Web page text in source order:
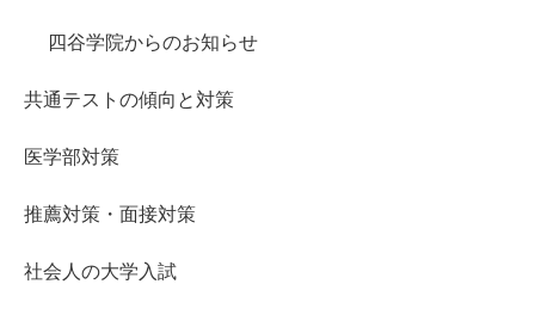
四谷学院からのお知らせ
共通テストの傾向と対策
医学部対策
推薦対策・面接対策
社会人の大学入試